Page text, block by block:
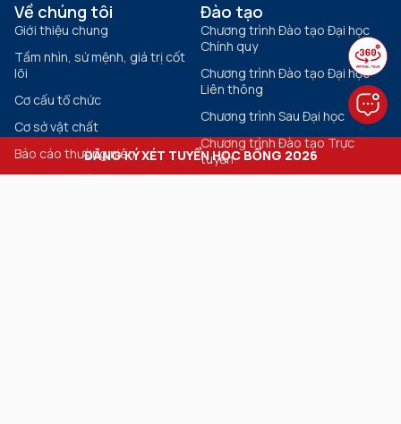
Về chúng tôi
Giới thiệu chung
Tầm nhìn, sứ mệnh, giá trị cốt
lõi
Cơ cấu tổ chức
Cơ sở vật chất
Báo cáo thường niên
Đào tạo
Chương trình Đào tạo Đại học
Chính quy
Chương trình Đào tạo Đại học
Liên thông
Chương trình Sau Đại học
Chương trình Đào tạo Trực
tuyến
ĐĂNG KÝ XÉT TUYỂN HỌC BỔNG 2026